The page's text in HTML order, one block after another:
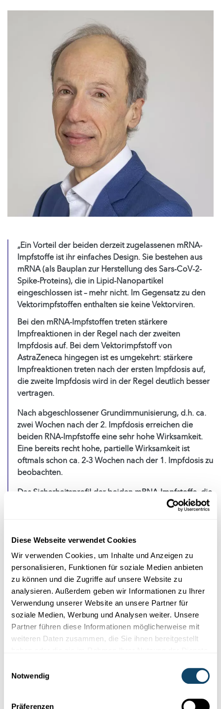
Diese Webseite verwendet Cookies
Wir verwenden Cookies, um Inhalte und Anzeigen zu
personalisieren, Funktionen für soziale Medien anbieten
zu können und die Zugriffe auf unsere Website zu
analysieren. Außerdem geben wir Informationen zu Ihrer
Verwendung unserer Website an unsere Partner für
soziale Medien, Werbung und Analysen weiter. Unsere
Partner führen diese Informationen möglicherweise mit
weiteren Daten zusammen, die Sie ihnen bereitgestellt
Notwendig
Präferenzen
„Ein Vorteil der beiden derzeit zugelassenen mRNA-
Impfstoffe ist ihr einfaches Design. Sie bestehen aus
mRNA (als Bauplan zur Herstellung des Sars-CoV-2-
Spike-Proteins), die in Lipid-Nanopartikel
eingeschlossen ist – mehr nicht. Im Gegensatz zu den
Vektorimpfstoffen enthalten sie keine Vektorviren.
Bei den mRNA-Impfstoffen treten stärkere
Impfreaktionen in der Regel nach der zweiten
Impfdosis auf. Bei dem Vektorimpfstoff von
AstraZeneca hingegen ist es umgekehrt: stärkere
Impfreaktionen treten nach der ersten Impfdosis auf,
die zweite Impfdosis wird in der Regel deutlich besser
vertragen.
Nach abgeschlossener Grundimmunisierung, d.h. ca.
zwei Wochen nach der 2. Impfdosis erreichen die
beiden RNA-Impfstoffe eine sehr hohe Wirksamkeit.
Eine bereits recht hohe, partielle Wirksamkeit ist
oftmals schon ca. 2-3 Wochen nach der 1. Impfdosis zu
beobachten.
Das Sicherheitsprofil der beiden mRNA-Impfstoffe, die
weltweit bereits an Millionen Menschen verabreicht
genießen. Der Moderna-Impfstoff besitzt überdies
aufgrund seiner spezifischen Zusammensetzung
gegenüber dem Pfizer/BioNTech-Impfstoff den Vorteil,
dass er bei höheren Temperaturen gelagert werden
kann – was die Vertriebslogistik erleichtert. Ansonsten
ähneln sich die beiden mRNA-Impfstoffe sehr.
In sogenannten Virusneutralisationstests wurden die
beiden mRNA-Impfstoffe gegen die derzeit
zirkulierenden britische, südafrikanische und
Impfstoffe zeigten eine ausgezeichnete Wirksamkeit
gegen die britische und die kalifornische